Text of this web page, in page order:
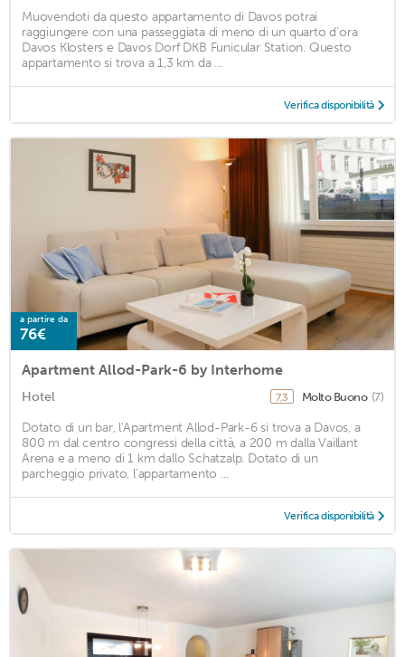
Muovendoti da questo appartamento di Davos potrai
raggiungere con una passeggiata di meno di un quarto d'ora
Davos Klosters e Davos Dorf DKB Funicular Station. Questo
appartamento si trova a 1,3 km da ...
Verifica disponibilità
a partire da
76€
Apartment Allod-Park-6 by Interhome
Hotel 7,3 Molto Buono (7)
Dotato di un bar, l'Apartment Allod-Park-6 si trova a Davos, a
800 m dal centro congressi della città, a 200 m dalla Vaillant
Arena e a meno di 1 km dallo Schatzalp. Dotato di un
parcheggio privato, l'appartamento ...
Verifica disponibilità